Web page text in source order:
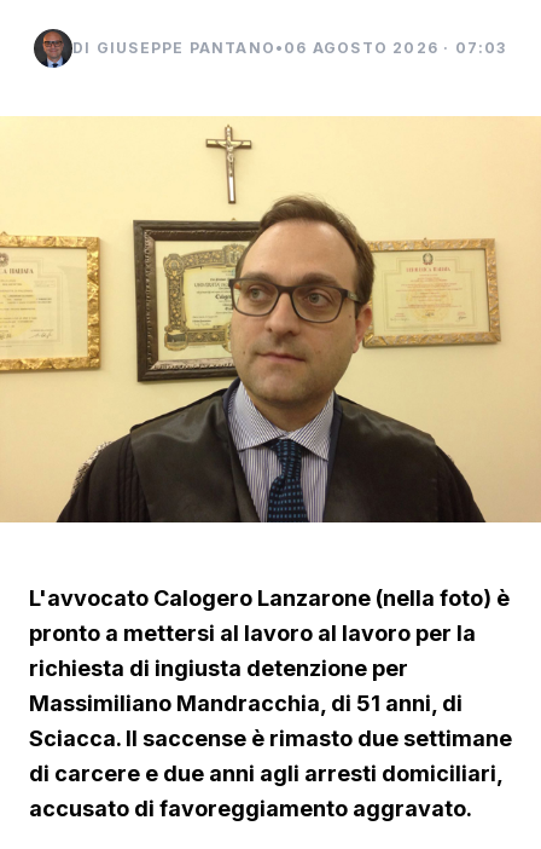
DI GIUSEPPE PANTANO • 06 AGOSTO 2026 · 07:03
L'avvocato Calogero Lanzarone (nella foto) è
pronto a mettersi al lavoro al lavoro per la
richiesta di ingiusta detenzione per
Massimiliano Mandracchia, di 51 anni, di
Sciacca. Il saccense è rimasto due settimane
di carcere e due anni agli arresti domiciliari,
accusato di favoreggiamento aggravato.